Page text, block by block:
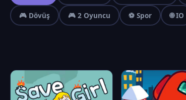
🎮 Dövüş 🎮 2 Oyuncu ⚽ Spor 🌐 IO